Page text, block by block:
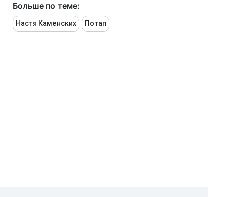
Больше по теме:
Настя Каменских Потап